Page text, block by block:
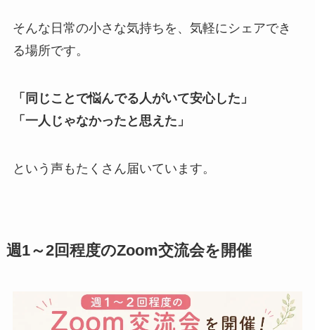
そんな日常の小さな気持ちを、気軽にシェアでき
る場所です。
「同じことで悩んでる人がいて安心した」
「一人じゃなかったと思えた」
という声もたくさん届いています。
週1～2回程度のZoom交流会を開催